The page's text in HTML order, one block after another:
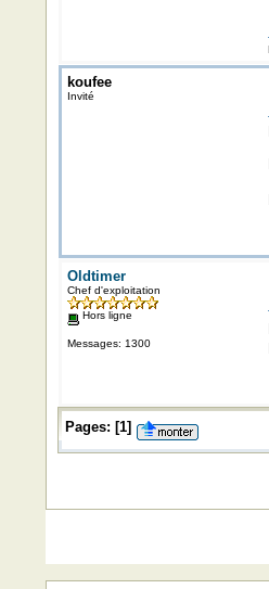
koufee
Invité
Oldtimer
Chef d'exploitation
Hors ligne
Messages: 1300
Pages: [1]